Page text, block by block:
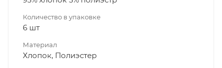
Количество в упаковке
6 шт
Материал
Хлопок, Полиэстер